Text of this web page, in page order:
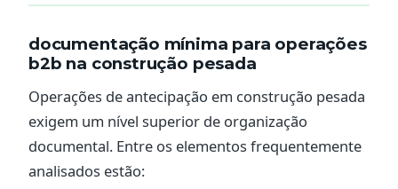
documentação mínima para operações
b2b na construção pesada
Operações de antecipação em construção pesada
exigem um nível superior de organização
documental. Entre os elementos frequentemente
analisados estão: